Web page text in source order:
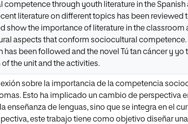
through youth literature in the
literature on different topics has been
show the importance of literature in the classroom
aspects that conform sociocultural competence.
been followed and the novel Tú tan cáncer y yo
the unit and the activities.
sobre la importancia de la competencia
Esto ha implicado un cambio de perspectiva
enseñanza de lenguas, sino que se integra en el
este trabajo tiene como objetivo diseñar